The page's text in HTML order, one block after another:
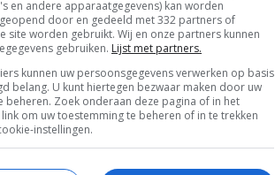
en andere apparaatgegevens) kan worden
door en gedeeld met 332 partners of
site worden gebruikt. Wij en onze partners kunnen
gebruiken. Lijst met partners.
kunnen uw persoonsgegevens verwerken op basis
belang. U kunt hiertegen bezwaar maken door uw
beheren. Zoek onderaan deze pagina of in het
om uw toestemming te beheren of in te trekken
instellingen.